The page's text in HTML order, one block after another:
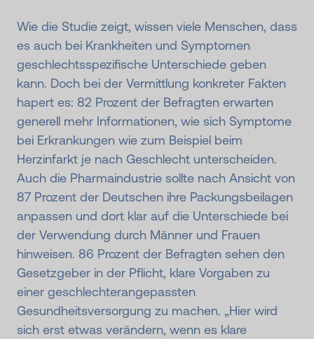
Wie die Studie zeigt, wissen viele Menschen, dass
es auch bei Krankheiten und Symptomen
geschlechtsspezifische Unterschiede geben
kann. Doch bei der Vermittlung konkreter Fakten
hapert es: 82 Prozent der Befragten erwarten
generell mehr Informationen, wie sich Symptome
bei Erkrankungen wie zum Beispiel beim
Herzinfarkt je nach Geschlecht unterscheiden.
Auch die Pharmaindustrie sollte nach Ansicht von
87 Prozent der Deutschen ihre Packungsbeilagen
anpassen und dort klar auf die Unterschiede bei
der Verwendung durch Männer und Frauen
hinweisen. 86 Prozent der Befragten sehen den
Gesetzgeber in der Pflicht, klare Vorgaben zu
einer geschlechterangepassten
Gesundheitsversorgung zu machen. „Hier wird
sich erst etwas verändern, wenn es klare